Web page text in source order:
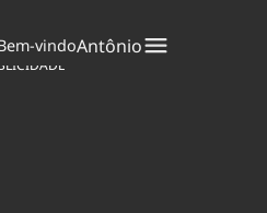
Indicadores
vindoAntônio